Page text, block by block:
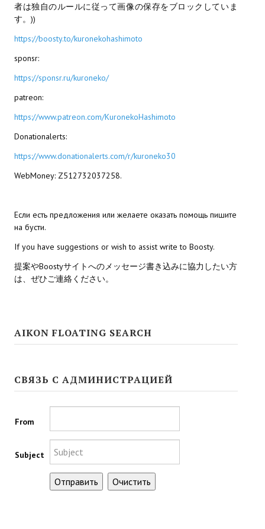
МОДЫ ДЛЯ ИГР
Патчи
Моды
Divinity Original Sin Enhanced Edition
Dragon Age: Inquisition
GTA 5
Kingdoms of Amalur: Reckoning
Neverwinter Nights 1
Sims 3
Star Wars Jedi Knight: Dark Force II
Star Wars Knights of the Old Republic 1
Star Wars Knights of the Old Republic 2
者は独自のルールに従って画像の保存をブロックしていま
す。))
https://boosty.to/kuronekohashimoto
sponsr:
https://sponsr.ru/kuroneko/
patreon:
https://www.patreon.com/KuronekoHashimoto
Donationalerts:
https://www.donationalerts.com/r/kuroneko30
WebMoney: Z512732037258.
Если есть предложения или желаете оказать помощь пишите
на бусти.
If you have suggestions or wish to assist write to Boosty.
提案やBoostyサイトへのメッセージ書き込みに協力したい方
は、ぜひご連絡ください。
AIKON FLOATING SEARCH
СВЯЗЬ С АДМИНИСТРАЦИЕЙ
From
Subject